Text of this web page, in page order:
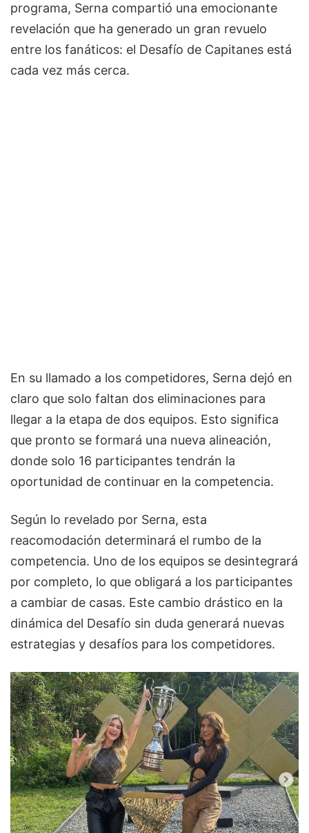
programa, Serna compartió una emocionante
revelación que ha generado un gran revuelo
entre los fanáticos: el Desafío de Capitanes está
cada vez más cerca.
En su llamado a los competidores, Serna dejó en
claro que solo faltan dos eliminaciones para
llegar a la etapa de dos equipos. Esto significa
que pronto se formará una nueva alineación,
donde solo 16 participantes tendrán la
oportunidad de continuar en la competencia.
Según lo revelado por Serna, esta
reacomodación determinará el rumbo de la
competencia. Uno de los equipos se desintegrará
por completo, lo que obligará a los participantes
a cambiar de casas. Este cambio drástico en la
dinámica del Desafío sin duda generará nuevas
estrategias y desafíos para los competidores.